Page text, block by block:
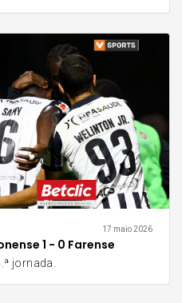
17 maio 2026
1 - 0 Farense
jornada.